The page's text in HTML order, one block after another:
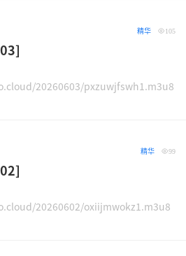
105
精华
20260603/pxzuwjfswh1.m3u8
99
精华
20260602/oxiijmwokz1.m3u8